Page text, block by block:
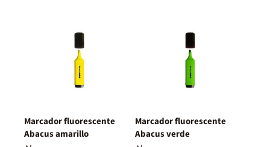
Marcador fluorescente
Abacus amarillo
Marcador fluorescente
Abacus verde